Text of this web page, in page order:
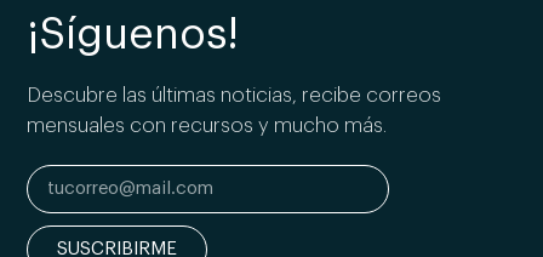
¡Síguenos!
Descubre las últimas noticias, recibe correos
mensuales con recursos y mucho más.
SUSCRIBIRME